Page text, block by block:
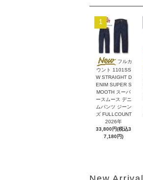
1
フルカ
ウント 1101SS
W STRAIGHT D
ENIM SUPER S
MOOTH スーパ
ースムース デニ
ムパンツ ジーン
ズ FULLCOUNT
2026年
33,800円(税込3
7,180円)